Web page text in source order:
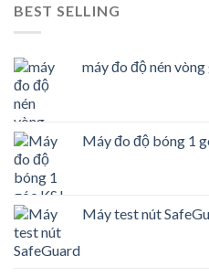
BEST SELLING
máy đo độ nén
Máy đo độ bóng 1
Máy test nút